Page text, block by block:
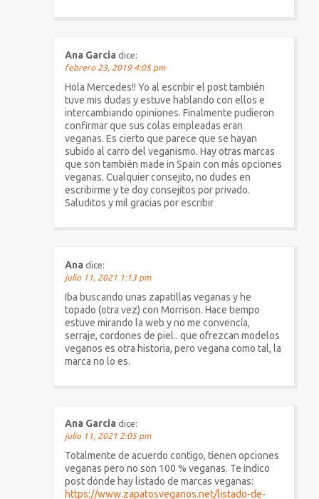
Ana Garcia dice:
febrero 23, 2019 4:05 pm
Hola Mercedes!! Yo al escribir el post también
tuve mis dudas y estuve hablando con ellos e
intercambiando opiniones. Finalmente pudieron
confirmar que sus colas empleadas eran
veganas. Es cierto que parece que se hayan
subido al carro del veganismo. Hay otras marcas
que son también made in Spain con más opciones
veganas. Cualquier consejito, no dudes en
escribirme y te doy consejitos por privado.
Saluditos y mil gracias por escribir
Ana dice:
julio 11, 2021 1:13 pm
Iba buscando unas zapatillas veganas y he
topado (otra vez) con Morrison. Hace tiempo
estuve mirando la web y no me convencía,
serraje, cordones de piel.. que ofrezcan modelos
veganos es otra historia, pero vegana como tal, la
marca no lo es.
Ana Garcia dice:
julio 11, 2021 2:05 pm
Totalmente de acuerdo contigo, tienen opciones
veganas pero no son 100 % veganas. Te indico
post dónde hay listado de marcas veganas:
https://www.zapatosveganos.net/listado-de-